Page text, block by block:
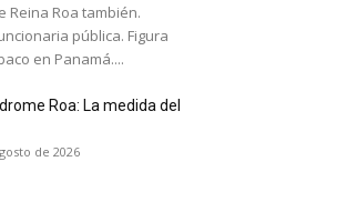
Reina Roa también.
pública. Figura
en Panamá....
Roa: La medida del
de 2026